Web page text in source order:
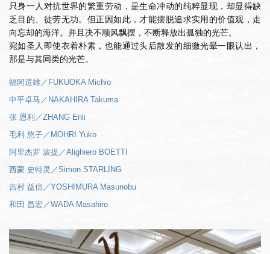
只身一人对抗世界的繁重劳动，是生命冲动的纯粹显现，却显得缺
乏目的、徒劳无功。但正因如此，才能摆脱追求实用的价值观，走
向忘却的海洋。并且决不顺风飘摆，不断释放出孤独的光芒。
宛如圣人即使衣着朴素，也能通过头后散发的细微光晕一眼认出，
那是与其同类的光芒。
福冈道雄／FUKUOKA Michio
中平卓马／NAKAHIRA Takuma
张 恩利／ZHANG Enli
毛利 悠子／MOHRI Yuko
阿里杰罗 波提／Alighiero BOETTI
西蒙 史特灵／Simon STARLING
吉村 益信／YOSHIMURA Masunobu
和田 昌宏／WADA Masahiro